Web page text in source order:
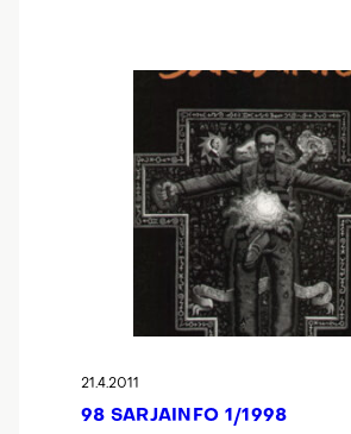
21.4.2011
98 SARJAINFO 1/1998